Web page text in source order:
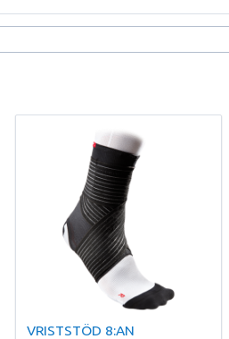
VRISTSTÖD 8:AN